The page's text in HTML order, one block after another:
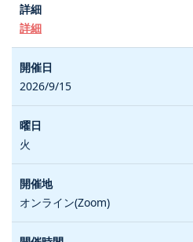
詳細
2026/9/15
火
オンライン(Zoom)